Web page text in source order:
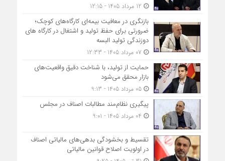
بازنگری در معافیت بیمه‌ای کارگاه‌های کوچک؛
ضرورتی برای حفظ تولید و اشتغال در کارگاه های
دوزندگی تولید البسه
حمایت از تولید، با شناخت دقیق واقعیت‌های
بازار محقق می‌شود
05 مرداد 1405 - 9:13
پیگیری نظام‌مند مطالبات اصناف در مجلس
تقسیط و بخشودگی بدهی‌های مالیاتی اصناف
در اولویت اصلاح قوانین مالیاتی